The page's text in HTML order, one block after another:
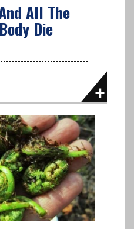
All The
Die